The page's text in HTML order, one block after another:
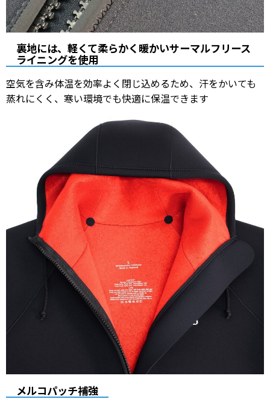
裏地には、軽くて柔らかく暖かいサーマルフリース
ライニングを使用
空気を含み体温を効率よく閉じ込めるため、汗をかいても
蒸れにくく、寒い環境でも快適に保温できます
メルコパッチ補強